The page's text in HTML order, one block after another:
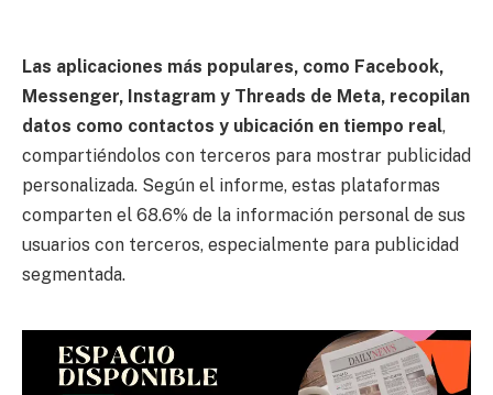
Las aplicaciones más populares, como Facebook,
Messenger, Instagram y Threads de Meta, recopilan
datos como contactos y ubicación en tiempo real,
compartiéndolos con terceros para mostrar publicidad
personalizada. Según el informe, estas plataformas
comparten el 68.6% de la información personal de sus
usuarios con terceros, especialmente para publicidad
segmentada.